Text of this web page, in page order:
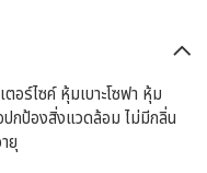
อร์ไซค์ หุ้มเบาะโซฟา หุ้ม
ปกป้องสิ่งแวดล้อม ไม่มีกลิ่น
ยุ